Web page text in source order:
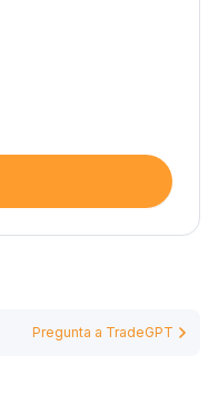
Pregunta a TradeGPT